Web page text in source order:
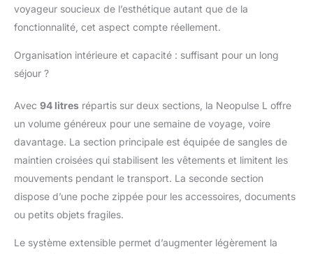
voyageur soucieux de l’esthétique autant que de la
fonctionnalité, cet aspect compte réellement.
Organisation intérieure et capacité : suffisant pour un long
séjour ?
Avec 94 litres répartis sur deux sections, la Neopulse L offre
un volume généreux pour une semaine de voyage, voire
davantage. La section principale est équipée de sangles de
maintien croisées qui stabilisent les vêtements et limitent les
mouvements pendant le transport. La seconde section
dispose d’une poche zippée pour les accessoires, documents
ou petits objets fragiles.
Le système extensible permet d’augmenter légèrement la